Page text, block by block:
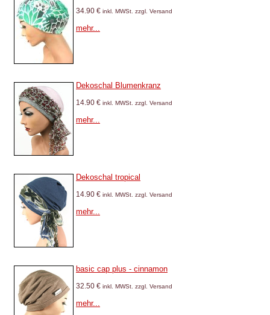
34.90 € inkl. MWSt. zzgl. Versand
mehr...
Dekoschal Blumenkranz
14.90 € inkl. MWSt. zzgl. Versand
mehr...
Dekoschal tropical
14.90 € inkl. MWSt. zzgl. Versand
mehr...
basic cap plus - cinnamon
32.50 € inkl. MWSt. zzgl. Versand
mehr...